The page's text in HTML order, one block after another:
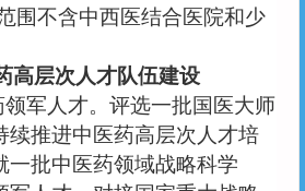
围不含中西医结合医院和少
高层次人才队伍建设
军人才。评选一批国医大师
续推进中医药高层次人才培
一批中医药领域战略科学